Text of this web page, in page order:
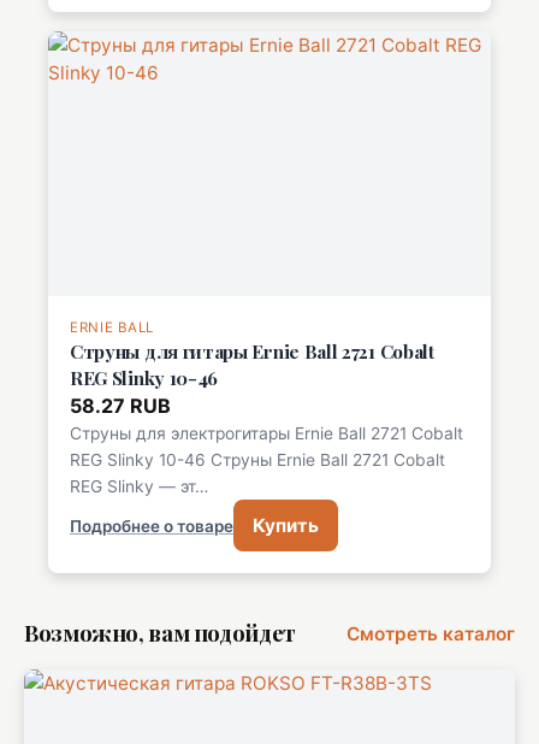
ERNIE BALL
Струны для гитары Ernie Ball 2721 Cobalt
REG Slinky 10-46
58.27 RUB
Струны для электрогитары Ernie Ball 2721 Cobalt
REG Slinky 10-46 Струны Ernie Ball 2721 Cobalt
REG Slinky — эт…
Подробнее о товаре Купить
Возможно, вам подойдет Смотреть каталог